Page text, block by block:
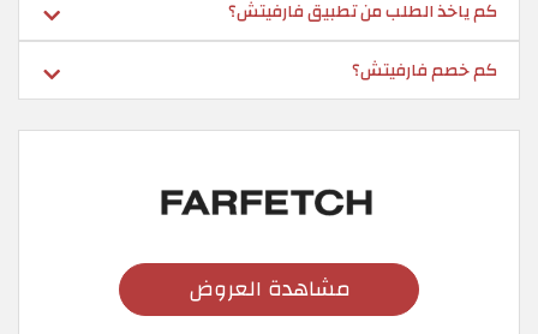
كم ياخذ الطلب من تطبيق فارفيتش؟
كم خصم فارفيتش؟
مشاهدة العروض